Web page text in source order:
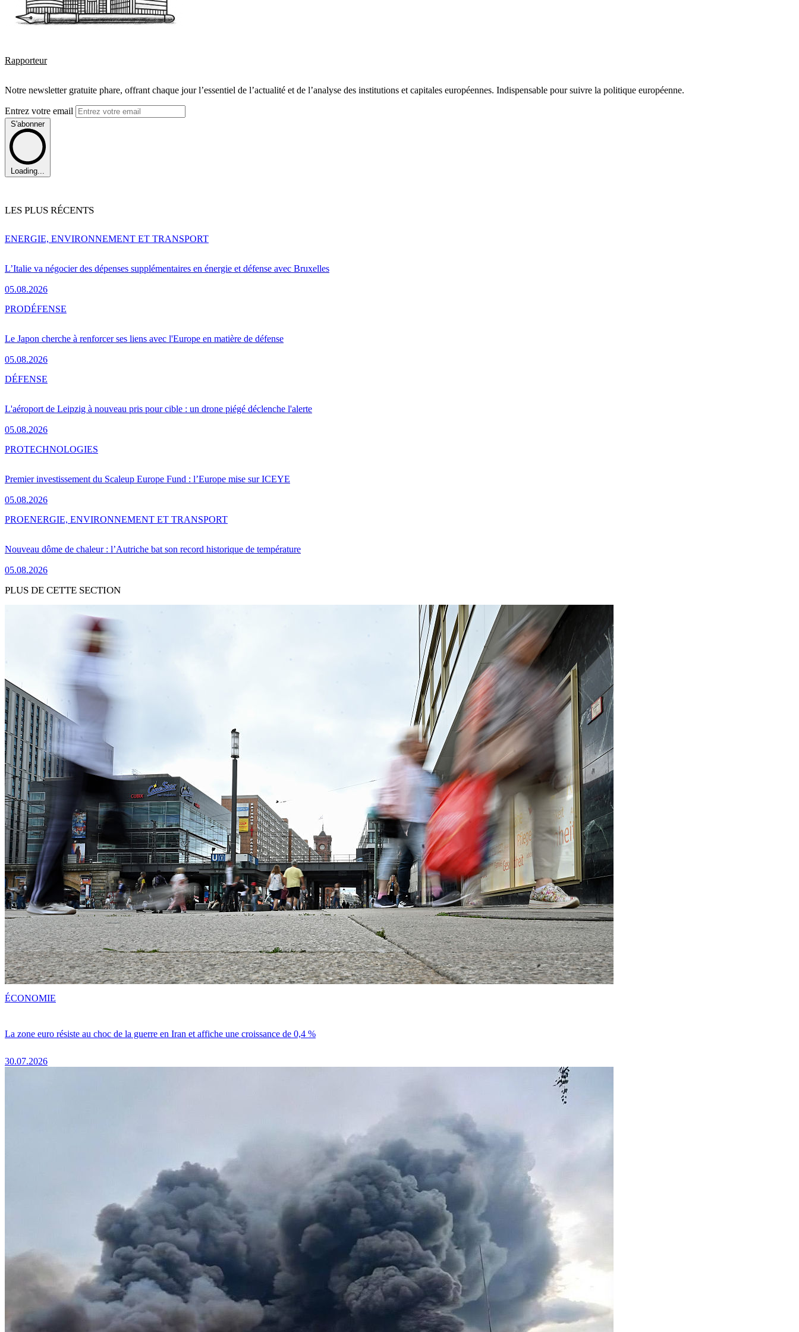
Rapporteur
Notre newsletter gratuite phare, offrant chaque jour l’essentiel de l’actualité et de l’analyse des institutions et capitales européennes. Indispensable pour suivre la politique européenne.
Entrez votre email
S'abonner
Loading...
LES PLUS RÉCENTS
L’Italie va négocier des dépenses supplémentaires en énergie et défense avec Bruxelles
05.08.2026
ENERGIE, ENVIRONNEMENT ET TRANSPORT
Le Japon cherche à renforcer ses liens avec l'Europe en matière de défense
05.08.2026
PRODÉFENSE
L'aéroport de Leipzig à nouveau pris pour cible : un drone piégé déclenche l'alerte
05.08.2026
DÉFENSE
Premier investissement du Scaleup Europe Fund : l’Europe mise sur ICEYE
05.08.2026
PROTECHNOLOGIES
Nouveau dôme de chaleur : l’Autriche bat son record historique de température
05.08.2026
PROENERGIE, ENVIRONNEMENT ET TRANSPORT
PLUS DE CETTE SECTION
La zone euro résiste au choc de la guerre en Iran et affiche une croissance de 0,4 %
30.07.2026
ÉCONOMIE